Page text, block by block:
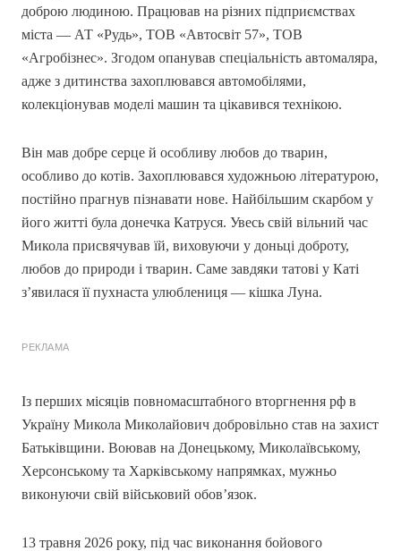
доброю людиною. Працював на різних підприємствах
міста — АТ «Рудь», ТОВ «Автосвіт 57», ТОВ
«Агробізнес». Згодом опанував спеціальність автомаляра,
адже з дитинства захоплювався автомобілями,
колекціонував моделі машин та цікавився технікою.
Він мав добре серце й особливу любов до тварин,
особливо до котів. Захоплювався художньою літературою,
постійно прагнув пізнавати нове. Найбільшим скарбом у
його житті була донечка Катруся. Увесь свій вільний час
Микола присвячував їй, виховуючи у доньці доброту,
любов до природи і тварин. Саме завдяки татові у Каті
з’явилася її пухнаста улюблениця — кішка Луна.
РЕКЛАМА
Із перших місяців повномасштабного вторгнення рф в
Україну Микола Миколайович добровільно став на захист
Батьківщини. Воював на Донецькому, Миколаївському,
Херсонському та Харківському напрямках, мужньо
виконуючи свій військовий обов’язок.
13 травня 2026 року, під час виконання бойового